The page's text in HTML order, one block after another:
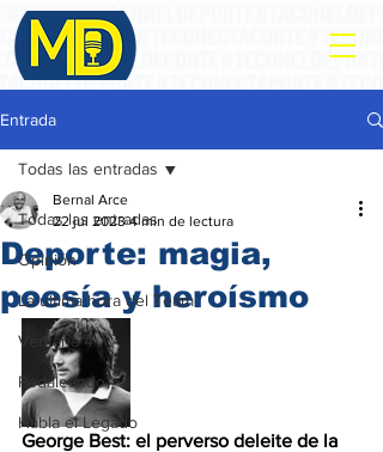
Entrada
Todas las entradas
Opinión
La ultima hora del Team
Ventana 4
Pedaleando
Habla el Legado
Todas las entradas
Deporte: magia,
poesía y heroísmo
Bernal Arce
22 jul 2023 4 min de lectura
George Best: el perverso deleite de la